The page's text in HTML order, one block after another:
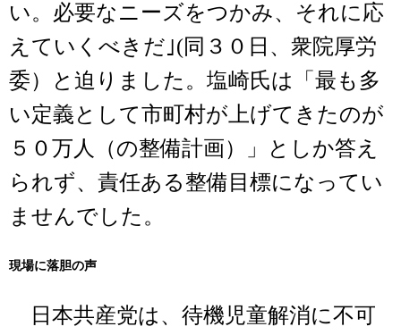
い。必要なニーズをつかみ、それに応
えていくべきだ｣(同３０日、衆院厚労
委）と迫りました。塩崎氏は「最も多
い定義として市町村が上げてきたのが
５０万人（の整備計画）」としか答え
られず、責任ある整備目標になってい
ませんでした。
現場に落胆の声
日本共産党は、待機児童解消に不可